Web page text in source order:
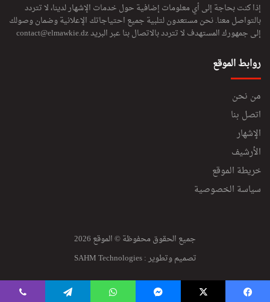
إذا كنت بحاجة إلى أي معلومات إضافية حول خدمات الإشهار لدينا، لا تتردد
بالتواصل معنا. نحن مستعدون لتلبية جميع احتياجاتك الإعلانية وضمان وصولك
إلى جمهورك المستهدف لا تتردد بالاتصال بنا عبر البريدcontact@elmawkie.dz
روابط الموقع
من نحن
اتصل بنا
الإشهار
الأرشيف
خريطة الموقع
سياسة الخصوصية
جميع الحقوق محفوظة © الموقع 2026
تصميم وتطوير :SAHM Technologies